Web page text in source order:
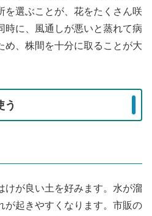
を選ぶことが、花をたくさん咲
時に、風通しが悪いと蒸れて病
め、株間を十分に取ることが大
う
けが良い土を好みます。水が溜
が起きやすくなります。市販の